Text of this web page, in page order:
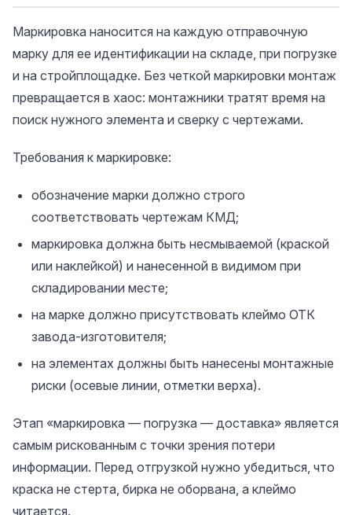
Маркировка наносится на каждую отправочную
марку для ее идентификации на складе, при погрузке
и на стройплощадке. Без четкой маркировки монтаж
превращается в хаос: монтажники тратят время на
поиск нужного элемента и сверку с чертежами.
Требования к маркировке:
обозначение марки должно строго
соответствовать чертежам КМД;
маркировка должна быть несмываемой (краской
или наклейкой) и нанесенной в видимом при
складировании месте;
на марке должно присутствовать клеймо ОТК
завода-изготовителя;
на элементах должны быть нанесены монтажные
риски (осевые линии, отметки верха).
Этап «маркировка — погрузка — доставка» является
самым рискованным с точки зрения потери
информации. Перед отгрузкой нужно убедиться, что
краска не стерта, бирка не оборвана, а клеймо
читается.